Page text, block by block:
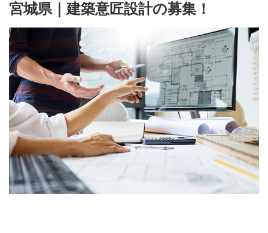
a
t
宮城県｜建築意匠設計の募集！